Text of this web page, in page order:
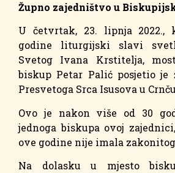
Župno zajedništvo u
U četvrtak, 23. lipnja 2022.,
godine liturgijski slavi
Svetog Ivana Krstitelja,
biskup Petar Palić posjetio je
Presvetoga Srca Isusova u
Ovo je nakon više od 30
jednoga biskupa ovoj
ove godine nije imala
Na dolasku u mjesto